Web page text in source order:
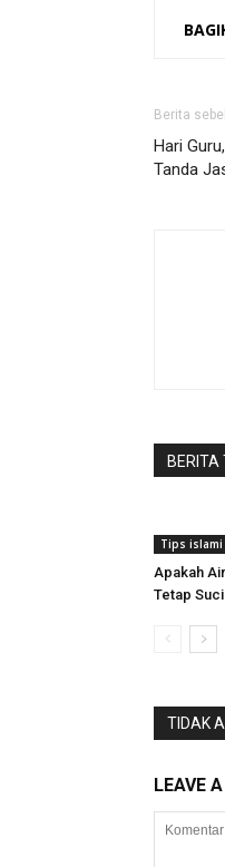
Berita
Hari
Tanda
BERITA
Tips islami
Apakah
Tetap
TIDAK
LEAVE